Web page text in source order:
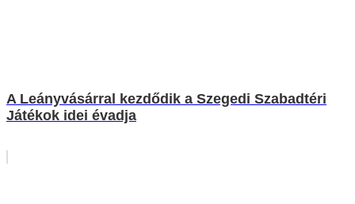
A Leányvásárral kezdődik a Szegedi Szabadtéri
Játékok idei évadja